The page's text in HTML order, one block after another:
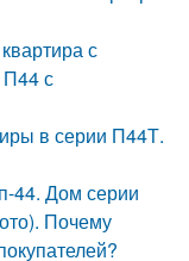
с
с
в серии П44Т.
44. Дом серии
Почему